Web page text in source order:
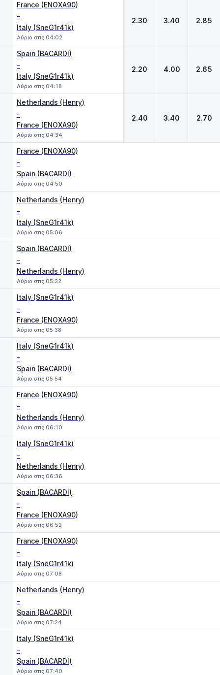
France (ENOXA90)
-
Italy (SneG1r41k)
Αύριο στις 04:02
2.30 3.40 2.85
Spain (BACARDI)
-
Italy (SneG1r41k)
Αύριο στις 04:18
2.20 4.00 2.65
Netherlands (Henry)
-
France (ENOXA90)
Αύριο στις 04:34
2.40 3.40 2.70
France (ENOXA90)
-
Spain (BACARDI)
Αύριο στις 04:50
Netherlands (Henry)
-
Italy (SneG1r41k)
Αύριο στις 05:06
Spain (BACARDI)
-
Netherlands (Henry)
Αύριο στις 05:22
Italy (SneG1r41k)
-
France (ENOXA90)
Αύριο στις 05:38
Italy (SneG1r41k)
-
Spain (BACARDI)
Αύριο στις 05:54
France (ENOXA90)
-
Netherlands (Henry)
Αύριο στις 06:10
Italy (SneG1r41k)
-
Netherlands (Henry)
Αύριο στις 06:36
Spain (BACARDI)
-
France (ENOXA90)
Αύριο στις 06:52
France (ENOXA90)
-
Italy (SneG1r41k)
Αύριο στις 07:08
Netherlands (Henry)
-
Spain (BACARDI)
Αύριο στις 07:24
Italy (SneG1r41k)
-
Spain (BACARDI)
Αύριο στις 07:40